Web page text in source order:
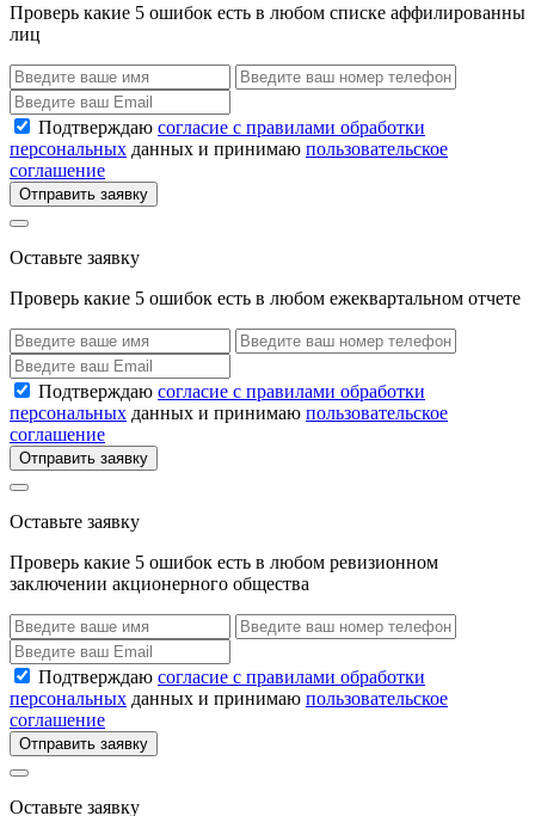
Проверь какие 5 ошибок есть в любом списке аффилированны
лиц
Подтверждаю согласие с правилами обработки
персональных данных и принимаю пользовательское
соглашение
Отправить заявку
Оставьте заявку
Проверь какие 5 ошибок есть в любом ежеквартальном отчете
Подтверждаю согласие с правилами обработки
персональных данных и принимаю пользовательское
соглашение
Отправить заявку
Оставьте заявку
Проверь какие 5 ошибок есть в любом ревизионном
заключении акционерного общества
Подтверждаю согласие с правилами обработки
персональных данных и принимаю пользовательское
соглашение
Отправить заявку
Оставьте заявку